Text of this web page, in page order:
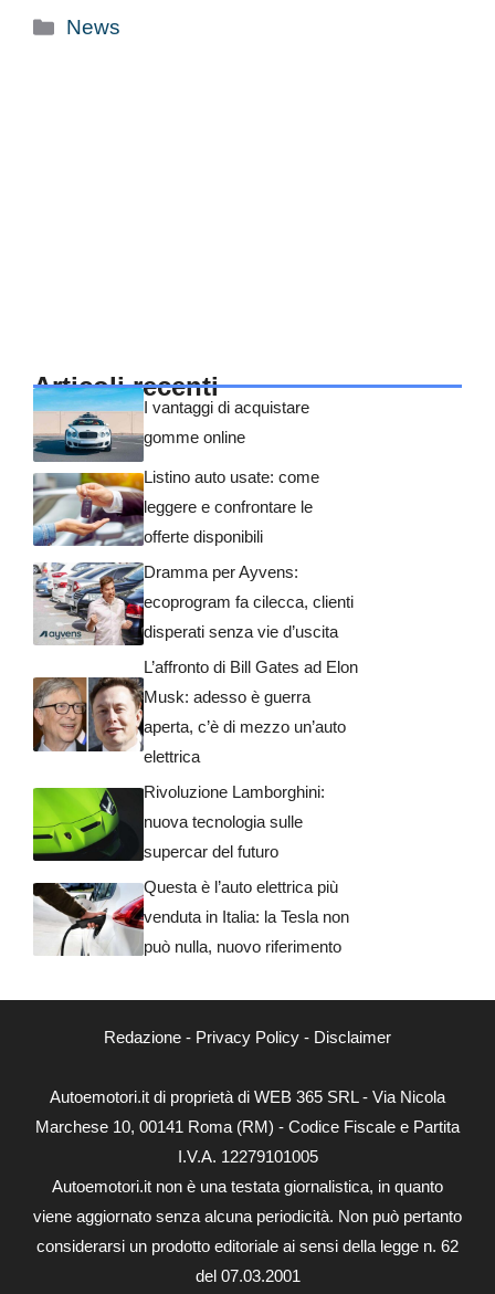
Categorie
News
Articoli recenti
I vantaggi di acquistare
gomme online
Listino auto usate: come
leggere e confrontare le
offerte disponibili
Dramma per Ayvens:
ecoprogram fa cilecca, clienti
disperati senza vie d’uscita
L’affronto di Bill Gates ad Elon
Musk: adesso è guerra
aperta, c’è di mezzo un’auto
elettrica
Rivoluzione Lamborghini:
nuova tecnologia sulle
supercar del futuro
Questa è l’auto elettrica più
venduta in Italia: la Tesla non
può nulla, nuovo riferimento
Redazione - Privacy Policy - Disclaimer
Autoemotori.it di proprietà di WEB 365 SRL - Via Nicola
Marchese 10, 00141 Roma (RM) - Codice Fiscale e Partita
I.V.A. 12279101005
Autoemotori.it non è una testata giornalistica, in quanto
viene aggiornato senza alcuna periodicità. Non può pertanto
considerarsi un prodotto editoriale ai sensi della legge n. 62
del 07.03.2001